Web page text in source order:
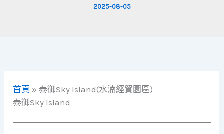
2025-08-05
首頁 » 泰御Sky Island(水湳經貿園區)
泰御Sky Island